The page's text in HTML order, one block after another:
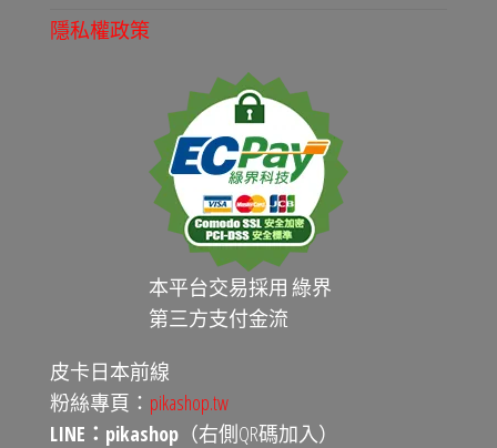
隱私權政策
本平台交易採用 綠界
第三方支付金流
皮卡日本前線
粉絲專頁： pikashop.tw
LINE：pikashop （右側QR碼加入）